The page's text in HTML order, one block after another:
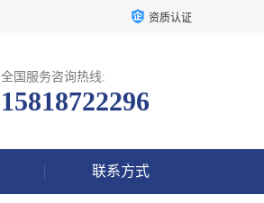
资质认证
全国服务咨询热线:
15818722296
联系方式